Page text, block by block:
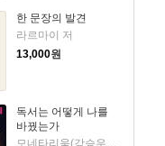
한 문장의 발견
라르마이 저
13,000원
독서는 어떻게 나를
바꿨는가